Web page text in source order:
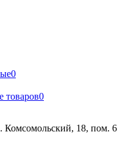
0
товаров0
Комсомольский, 18, пом.